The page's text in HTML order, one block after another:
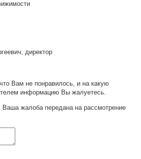
директор
Вам не понравилось, и на какую
информацию Вы жалуетесь.
жалоба передана на рассмотрение